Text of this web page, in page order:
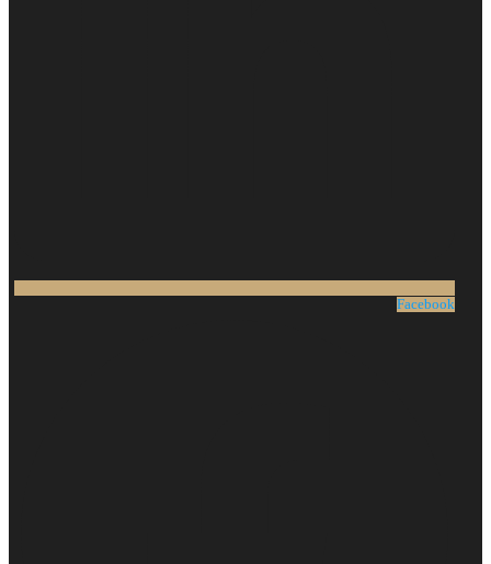
Facebook